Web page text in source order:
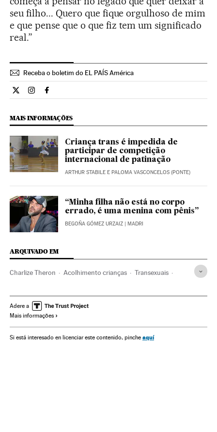
seu filho... Quero que fique orgulhoso de mim
e que pense que o que fiz tem um significado
real.”
Receba o boletim do EL PAÍS América
Cultura El País Brasil en Twitter
Cultura El País Brasil en Instagram
Cultura El País Brasil en Facebook
MAIS INFORMAÇÕES
Criança trans é impedida de
participar de competição
internacional de patinação
ARTHUR STABILE E PALOMA VASCONCELOS (PONTE)
“Minha filha não está no corpo
errado, é uma menina com pênis”
BEGOÑA GÓMEZ URZAIZ | MADRI
ARQUIVADO EM
Charlize Theron Acolhimento crianças Transexuais
Serviços sociais Identidade sexual
Sexualidade
Política Smoda Moda Estilo de vida
Adere a
Mais informações
Si está interesado en licenciar este contenido, pinche aquí